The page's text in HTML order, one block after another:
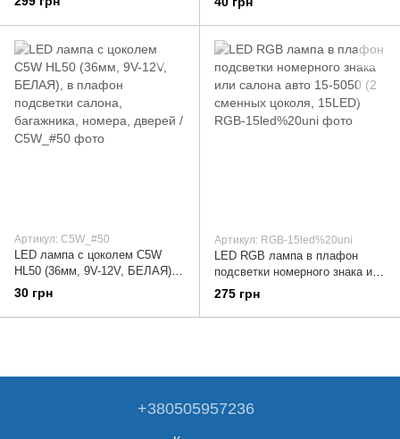
сменных цоколя, 24LED)
салона, багажника, номера,
Артикул: C5W_#50
LED лампа с цоколем C5W
HL50 (36мм, 9V-12V, БЕЛАЯ), в
плафон подсветки салона,
багажника, номера, дверей /
30 грн
Артикул: RGB-15led%20uni
LED RGB лампа в плафон
подсветки номерного знака или
салона авто 15-5050 (2
сменных цоколя, 15LED)
275 грн
+380505957236